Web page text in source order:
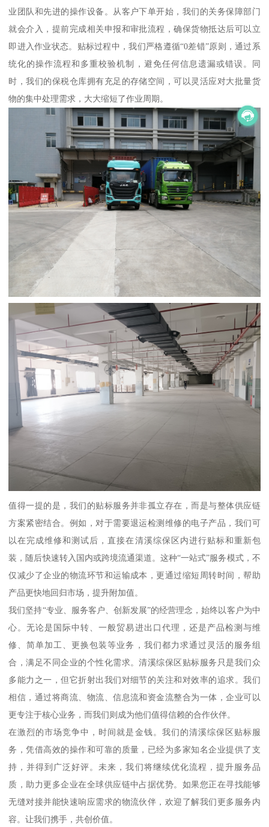
业团队和先进的操作设备。从客户下单开始，我们的关务保障部门
就会介入，提前完成相关申报和审批流程，确保货物抵达后可以立
即进入作业状态。贴标过程中，我们严格遵循“0差错”原则，通过系
统化的操作流程和多重校验机制，避免任何信息遗漏或错误。同
时，我们的保税仓库拥有充足的存储空间，可以灵活应对大批量货
物的集中处理需求，大大缩短了作业周期。
值得一提的是，我们的贴标服务并非孤立存在，而是与整体供应链
方案紧密结合。例如，对于需要退运检测维修的电子产品，我们可
以在完成维修和测试后，直接在清溪综保区内进行贴标和重新包
装，随后快速转入国内或跨境流通渠道。这种“一站式”服务模式，不
仅减少了企业的物流环节和运输成本，更通过缩短周转时间，帮助
产品更快地回归市场，提升附加值。
我们坚持“专业、服务客户、创新发展”的经营理念，始终以客户为中
心。无论是国际中转、一般贸易进出口代理，还是产品检测与维
修、简单加工、更换包装等业务，我们都力求通过灵活的服务组
合，满足不同企业的个性化需求。清溪综保区贴标服务只是我们众
多能力之一，但它折射出我们对细节的关注和对效率的追求。我们
相信，通过将商流、物流、信息流和资金流整合为一体，企业可以
更专注于核心业务，而我们则成为他们值得信赖的合作伙伴。
在激烈的市场竞争中，时间就是金钱。我们的清溪综保区贴标服
务，凭借高效的操作和可靠的质量，已经为多家知名企业提供了支
持，并得到广泛好评。未来，我们将继续优化流程，提升服务品
质，助力更多企业在全球供应链中占据优势。如果您正在寻找能够
无缝对接并能快速响应需求的物流伙伴，欢迎了解我们更多服务内
容。让我们携手，共创价值。